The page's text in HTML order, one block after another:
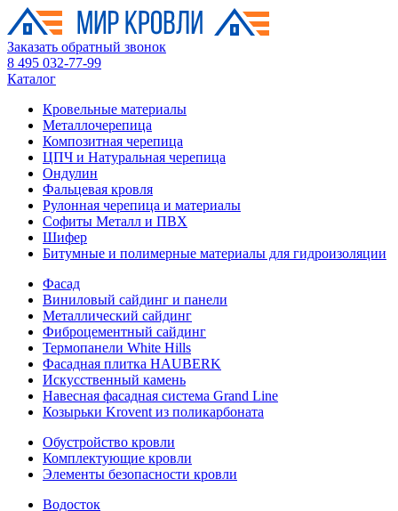
Заказать обратный звонок
8 495 032-77-99
Каталог
Кровельные материалы
Металлочерепица
Композитная черепица
ЦПЧ и Натуральная черепица
Ондулин
Фальцевая кровля
Рулонная черепица и материалы
Софиты Металл и ПВХ
Шифер
Битумные и полимерные материалы для гидроизоляции
Фасад
Виниловый сайдинг и панели
Металлический сайдинг
Фиброцементный сайдинг
Термопанели White Hills
Фасадная плитка HAUBERK
Искусственный камень
Навесная фасадная система Grand Line
Козырьки Krovent из поликарбоната
Обустройство кровли
Комплектующие кровли
Элементы безопасности кровли
Водосток